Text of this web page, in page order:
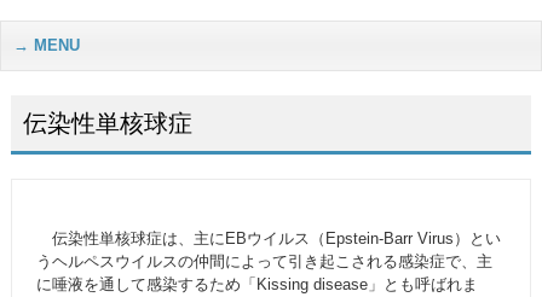
MENU
伝染性単核球症
伝染性単核球症は、主にEBウイルス（Epstein-Barr Virus）とい
うヘルペスウイルスの仲間によって引き起こされる感染症で、主
に唾液を通して感染するため「Kissing disease」とも呼ばれま